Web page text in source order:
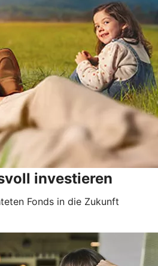
investieren
Fonds in die Zukunft